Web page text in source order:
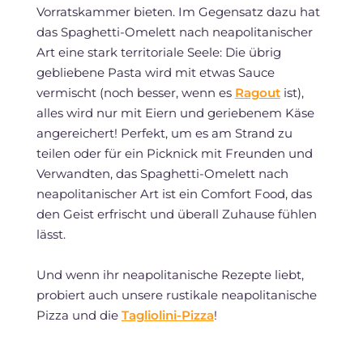
Vorratskammer bieten. Im Gegensatz dazu hat
das Spaghetti-Omelett nach neapolitanischer
Art eine stark territoriale Seele: Die übrig
gebliebene Pasta wird mit etwas Sauce
vermischt (noch besser, wenn es Ragoutist),
alles wird nur mit Eiern und geriebenem Käse
angereichert! Perfekt, um es am Strand zu
teilen oder für ein Picknick mit Freunden und
Verwandten, das Spaghetti-Omelett nach
neapolitanischer Art ist ein Comfort Food, das
den Geist erfrischt und überall Zuhause fühlen
lässt.
Und wenn ihr neapolitanische Rezepte liebt,
probiert auch unsere rustikale neapolitanische
Pizza und die Tagliolini-Pizza!